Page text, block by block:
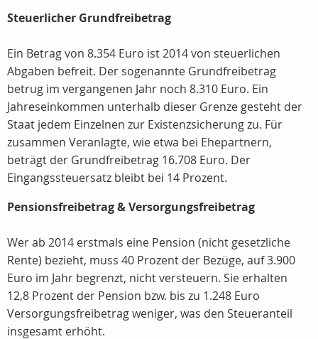
Steuerlicher Grundfreibetrag
Ein Betrag von 8.354 Euro ist 2014 von steuerlichen
Abgaben befreit. Der sogenannte Grundfreibetrag
betrug im vergangenen Jahr noch 8.310 Euro. Ein
Jahreseinkommen unterhalb dieser Grenze gesteht der
Staat jedem Einzelnen zur Existenzsicherung zu. Für
zusammen Veranlagte, wie etwa bei Ehepartnern,
beträgt der Grundfreibetrag 16.708 Euro. Der
Eingangssteuersatz bleibt bei 14 Prozent.
Pensionsfreibetrag & Versorgungsfreibetrag
Wer ab 2014 erstmals eine Pension (nicht gesetzliche
Rente) bezieht, muss 40 Prozent der Bezüge, auf 3.900
Euro im Jahr begrenzt, nicht versteuern. Sie erhalten
12,8 Prozent der Pension bzw. bis zu 1.248 Euro
Versorgungsfreibetrag weniger, was den Steueranteil
insgesamt erhöht.